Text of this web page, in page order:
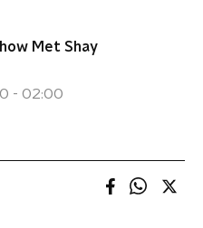
Met Shay
- 02:00